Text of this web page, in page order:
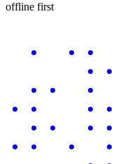
offline first